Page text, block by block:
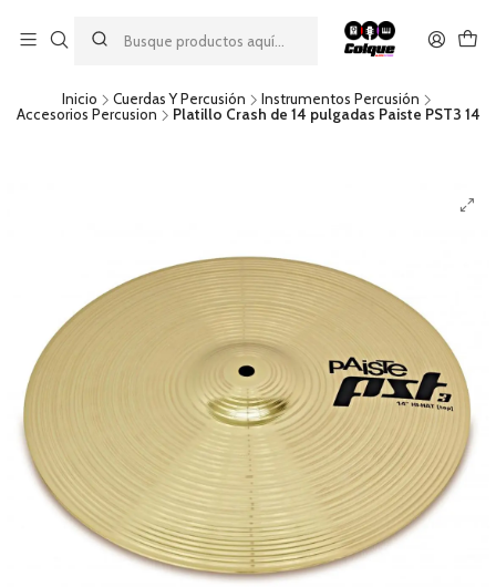
descuento por pago con transferencia bancaria
por una compra mínima de $49.990. Este descuento no es
acumulable a otras promociones ni aplicable a gastos de envío.
Inicio Cuerdas Y Percusión
Instrumentos Percusión
Accesorios Percusion
Platillo Crash de 14 pulgadas Paiste PST3 14